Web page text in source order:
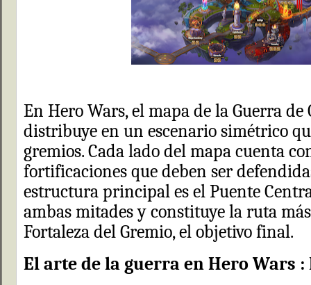
En Hero Wars, el mapa de la Guerra de
distribuye en un escenario simétrico
gremios. Cada lado del mapa cuenta
fortificaciones que deben ser
estructura principal es el Puente
ambas mitades y constituye la ruta
Fortaleza del Gremio, el objetivo final.
El arte de la guerra en Hero Wars